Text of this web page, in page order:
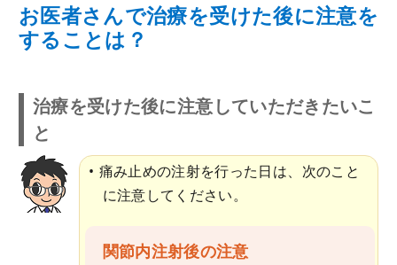
お医者さんで治療を受けた後に注意を
することは？
治療を受けた後に注意していただきたいこ
と
痛み止めの注射を行った日は、次のこと
に注意してください。
関節内注射後の注意